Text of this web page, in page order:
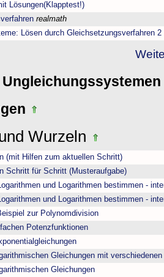
Lösungen(Klapptest!)
realmath
Lösen durch Gleichsetzungsverfahren 2
Ungleichungssystemen
Wurzeln
(mit Hilfen zum aktuellen Schritt)
Schritt für Schritt (Musteraufgabe)
und Logarithmen bestimmen -
und Logarithmen bestimmen -
zur Polynomdivision
Potenzfunktionen
Gleichungen mit verschiedenen
Gleichungen